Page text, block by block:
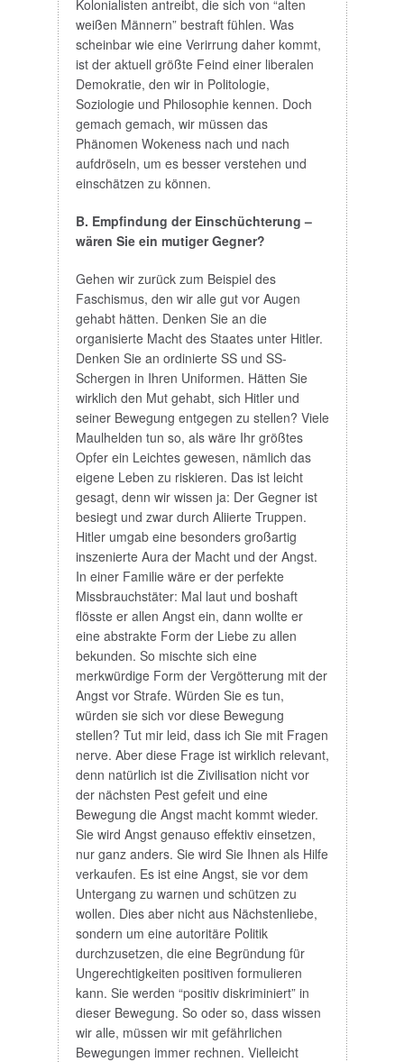
Kolonialisten antreibt, die sich von “alten
weißen Männern” bestraft fühlen. Was
scheinbar wie eine Verirrung daher kommt,
ist der aktuell größte Feind einer liberalen
Demokratie, den wir in Politologie,
Soziologie und Philosophie kennen. Doch
gemach gemach, wir müssen das
Phänomen Wokeness nach und nach
aufdröseln, um es besser verstehen und
einschätzen zu können.
B. Empfindung der Einschüchterung –
wären Sie ein mutiger Gegner?
Gehen wir zurück zum Beispiel des
Faschismus, den wir alle gut vor Augen
gehabt hätten. Denken Sie an die
organisierte Macht des Staates unter Hitler.
Denken Sie an ordinierte SS und SS-
Schergen in Ihren Uniformen. Hätten Sie
wirklich den Mut gehabt, sich Hitler und
seiner Bewegung entgegen zu stellen? Viele
Maulhelden tun so, als wäre Ihr größtes
Opfer ein Leichtes gewesen, nämlich das
eigene Leben zu riskieren. Das ist leicht
gesagt, denn wir wissen ja: Der Gegner ist
besiegt und zwar durch Aliierte Truppen.
Hitler umgab eine besonders großartig
inszenierte Aura der Macht und der Angst.
In einer Familie wäre er der perfekte
Missbrauchstäter: Mal laut und boshaft
flösste er allen Angst ein, dann wollte er
eine abstrakte Form der Liebe zu allen
bekunden. So mischte sich eine
merkwürdige Form der Vergötterung mit der
Angst vor Strafe. Würden Sie es tun,
würden sie sich vor diese Bewegung
stellen? Tut mir leid, dass ich Sie mit Fragen
nerve. Aber diese Frage ist wirklich relevant,
denn natürlich ist die Zivilisation nicht vor
der nächsten Pest gefeit und eine
Bewegung die Angst macht kommt wieder.
Sie wird Angst genauso effektiv einsetzen,
nur ganz anders. Sie wird Sie Ihnen als Hilfe
verkaufen. Es ist eine Angst, sie vor dem
Untergang zu warnen und schützen zu
wollen. Dies aber nicht aus Nächstenliebe,
sondern um eine autoritäre Politik
durchzusetzen, die eine Begründung für
Ungerechtigkeiten positiven formulieren
kann. Sie werden “positiv diskriminiert” in
dieser Bewegung. So oder so, dass wissen
wir alle, müssen wir mit gefährlichen
Bewegungen immer rechnen. Vielleicht